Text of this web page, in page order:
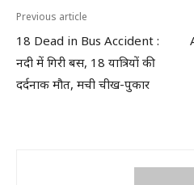
Previous article
18 Dead in Bus Accident :
नदी में गिरी बस, 18 यात्रियों की
दर्दनाक मौत, मची चीख-पुकार